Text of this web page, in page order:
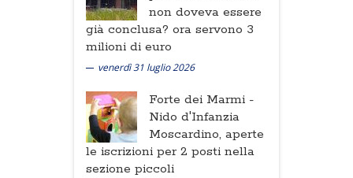
non doveva essere
già conclusa? ora servono 3
milioni di euro
venerdì 31 luglio 2026
Forte dei Marmi -
Nido d'Infanzia
Moscardino, aperte
le iscrizioni per 2 posti nella
sezione piccoli